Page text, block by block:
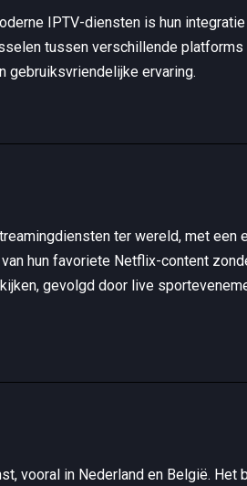
IPTV-diensten is hun
tussen verschillende
gebruiksvriendelijke ervaring.
ter wereld, met
hun favoriete Netflix-content
gevolgd door live
vooral in Nederland en België.